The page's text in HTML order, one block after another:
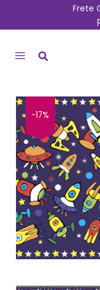
conteúdo
Frete
MENU
-17%
Faixa
Adesiva
para
Quarto
de
Menino
Espaço
Sideral
quantidade